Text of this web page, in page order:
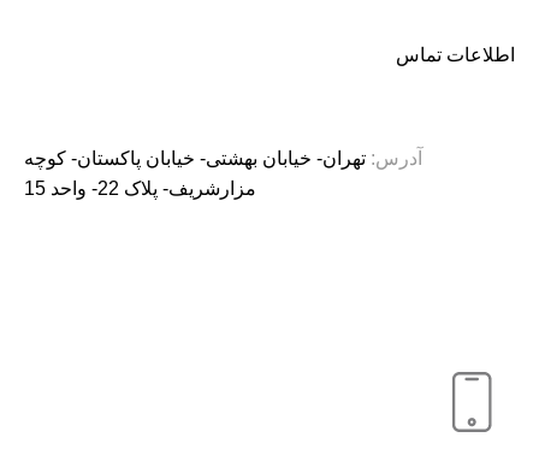
اطلاعات تماس
آدرس: تهران- خیابان بهشتی- خیابان پاکستان- کوچه
مزارشریف- پلاک 22- واحد 15